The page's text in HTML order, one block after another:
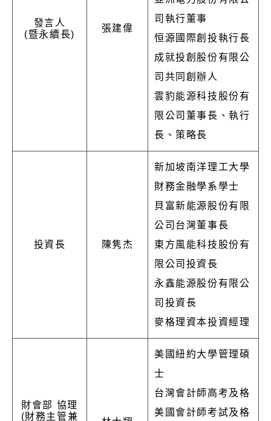
發言人
(暨永續長)
張建偉
司執行董事
恒源國際創投執行長
成就投創股份有限公
司共同創辦人
雲豹能源科技股份有
限公司董事長、執行
長、策略長
投資長 陳隽杰
新加坡南洋理工大學
財務金融學系學士
貝富新能源股份有限
公司台灣董事長
東方風能科技股份有
限公司投資長
永鑫能源股份有限公
司投資長
麥格理資本投資經理
財會部 協理
(財務主管兼
美國紐約大學管理碩
士
台灣會計師高考及格
美國會計師考試及格